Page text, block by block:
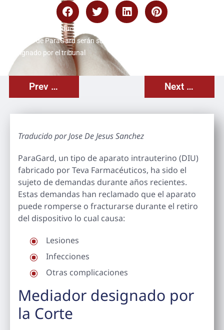
Product Liability
acuerdo de ParaGard serán supervisadas por un mediador
designado por el tribunal
Prev Post Next Post
Traducido por Jose De Jesus Sanchez
ParaGard, un tipo de aparato intrauterino (DIU)
fabricado por Teva Farmacéuticos, ha sido el
sujeto de demandas durante años recientes.
Estas demandas han reclamado que el aparato
puede romperse o fracturarse durante el retiro
del dispositivo lo cual causa:
Lesiones
Infecciones
Otras complicaciones
Mediador designado por
la Corte